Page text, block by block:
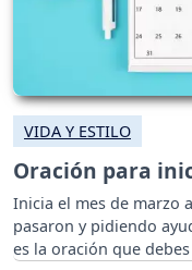
VIDA Y ESTILO
Oración para
Inicia el mes de marzo
pasaron y pidiendo
es la oración que debes